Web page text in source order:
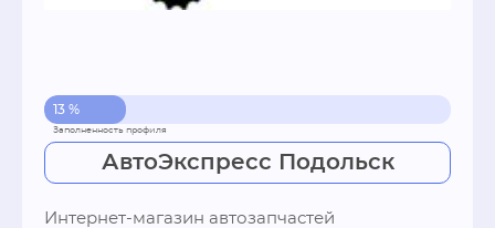
13 %
АвтоЭкспресс Подольск
Интернет-магазин автозапчастей